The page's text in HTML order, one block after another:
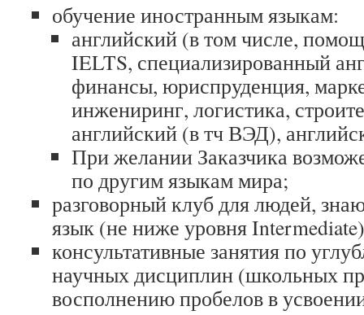
обучение иностранным языкам:
английский (в том числе,
IELTS, специализированный
финансы, юриспруденция,
инжениринг, логистика,
английский (в тч ВЭД),
При желании Заказчика
по другим языкам мира;
разговорный клуб для людей,
язык (не ниже уровня
консультативные занятия по
научных дисциплин (школьных
восполнению пробелов в